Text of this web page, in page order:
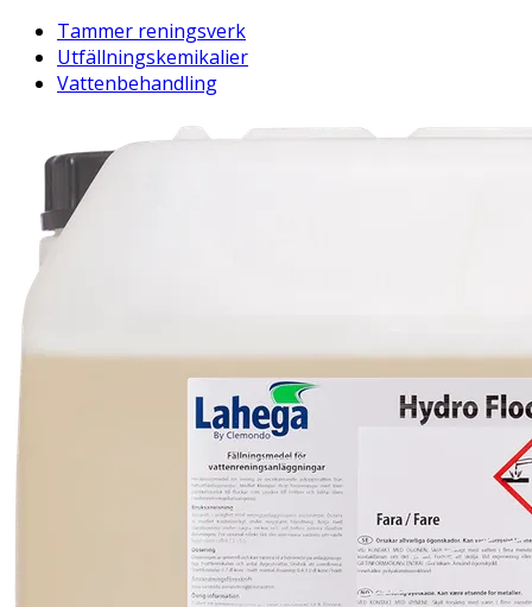
Tammer reningsverk
Utfällningskemikalier
Vattenbehandling